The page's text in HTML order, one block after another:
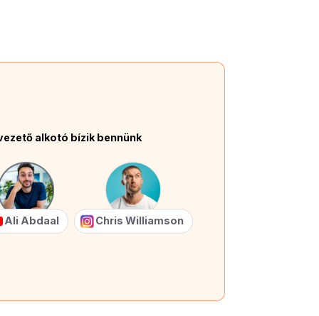
alkotó bízik bennünk
Ali Abdaal Chris Williamson